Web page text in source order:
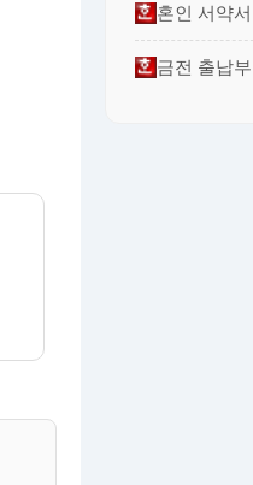
혼인 서약서
금전 출납부